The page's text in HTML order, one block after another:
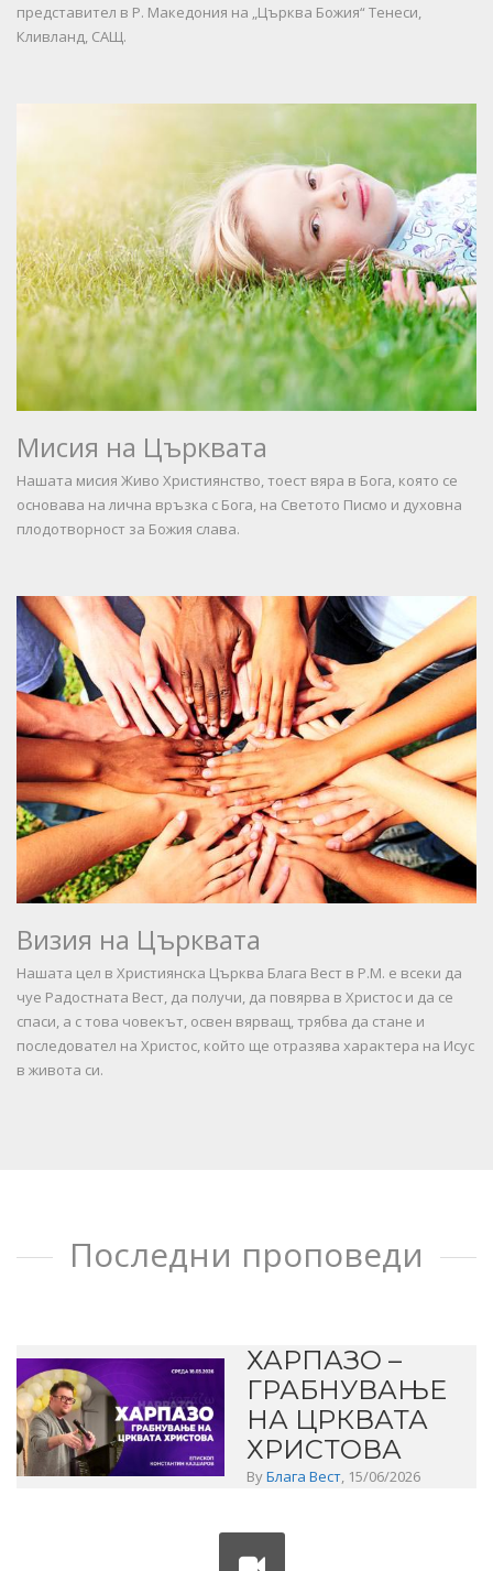
представител в Р. Македония на „Църква Божия“ Тенеси,
Кливланд, САЩ.
Мисия на Църквата
Нашата мисия Живо Християнство, тоест вяра в Бога, която се
основава на лична връзка с Бога, на Светото Писмо и духовна
плодотворност за Божия слава.
Визия на Църквата
Нашата цел в Християнска Църква Блага Вест в Р.М. е всеки да
чуе Радостната Вест, да получи, да повярва в Христос и да се
спаси, а с това човекът, освен вярващ, трябва да стане и
последовател на Христос, който ще отразява характера на Исус
в живота си.
Последни проповеди
ХАРПАЗО –
ГРАБНУВАЊЕ
НА ЦРКВАТА
ХРИСТОВА
ByБлага Вест, 15/06/2026